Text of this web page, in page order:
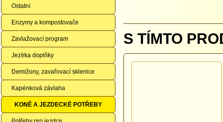
Ostatní
Enzymy a kompostovače
Zavlažovací program
Jezírka doplňky
Demižony, zavařovací sklenice
Kapénková závlaha
KONĚ A JEZDECKÉ POTŘEBY
S TÍMTO